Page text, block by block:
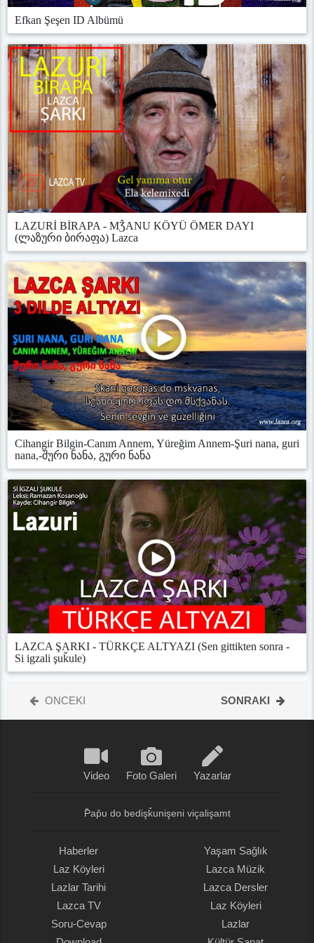
Efkan Şeşen ID Albümü
LAZURİ BİRAPA - MǮANU KÖYÜ ÖMER DAYI
(ლაზური ბირაფა) Lazca
Cihangir Bilgin-Canım Annem, Yüreğim Annem-Şuri nana, guri
nana,-შური ნანა, გური ნანა
LAZCA ŞARKI - TÜRKÇE ALTYAZI (Sen gittikten sonra -
Si igzali şuǩule)
ONCEKI SONRAKI
Video Foto Galeri Yazarlar
P̌ap̌u do bedişǩunişeni viçalişamt
Haberler
Laz Köyleri
Lazlar Tarihi
Lazca TV
Soru-Cevap
Yaşam Sağlık
Lazca Müzik
Lazca Dersler
Laz Köyleri
Lazlar